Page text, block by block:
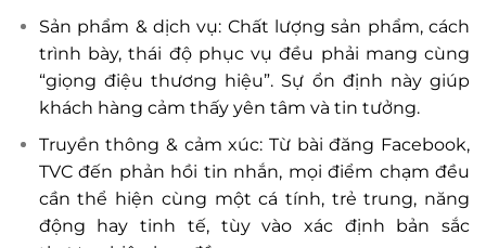
Sản phẩm & dịch vụ: Chất lượng sản phẩm, cách
trình bày, thái độ phục vụ đều phải mang cùng
“giọng điệu thương hiệu”. Sự ổn định này giúp
khách hàng cảm thấy yên tâm và tin tưởng.
Truyền thông & cảm xúc: Từ bài đăng Facebook,
TVC đến phản hồi tin nhắn, mọi điểm chạm đều
cần thể hiện cùng một cá tính, trẻ trung, năng
động hay tinh tế, tùy vào xác định bản sắc